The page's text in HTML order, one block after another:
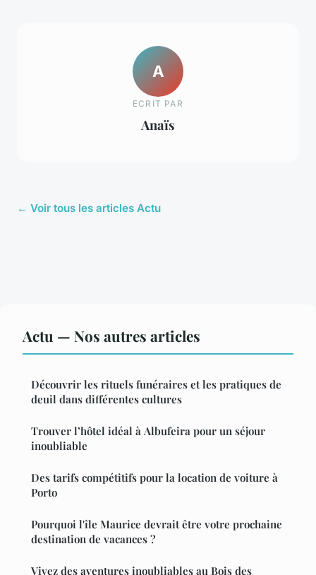
A
ECRIT PAR
Anaïs
← Voir tous les articles Actu
Actu — Nos autres articles
Découvrir les rituels funéraires et les pratiques de
deuil dans différentes cultures
Trouver l’hôtel idéal à Albufeira pour un séjour
inoubliable
Des tarifs compétitifs pour la location de voiture à
Porto
Pourquoi l'île Maurice devrait être votre prochaine
destination de vacances ?
Vivez des aventures inoubliables au Bois des